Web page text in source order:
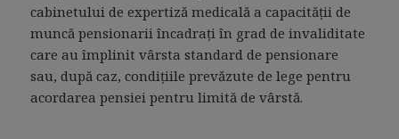
cabinetului de expertiză medicală a capacităţii de
muncă pensionarii încadraţi în grad de invaliditate
care au împlinit vârsta standard de pensionare
sau, după caz, condiţiile prevăzute de lege pentru
acordarea pensiei pentru limită de vârstă.